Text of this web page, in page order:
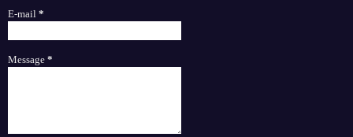
E-mail *
Message *